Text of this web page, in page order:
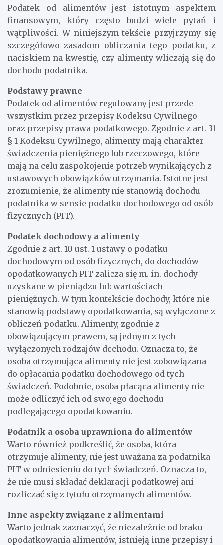
Podatek od alimentów jest istotnym aspektem
finansowym, który często budzi wiele pytań i
wątpliwości. W niniejszym tekście przyjrzymy się
szczegółowo zasadom obliczania tego podatku, z
naciskiem na kwestię, czy alimenty wliczają się do
dochodu podatnika.
Podstawy prawne
Podatek od alimentów regulowany jest przede
wszystkim przez przepisy Kodeksu Cywilnego
oraz przepisy prawa podatkowego. Zgodnie z art. 31
§ 1 Kodeksu Cywilnego, alimenty mają charakter
świadczenia pieniężnego lub rzeczowego, które
mają na celu zaspokojenie potrzeb wynikających z
ustawowych obowiązków utrzymania. Istotne jest
zrozumienie, że alimenty nie stanowią dochodu
podatnika w sensie podatku dochodowego od osób
fizycznych (PIT).
Podatek dochodowy a alimenty
Zgodnie z art. 10 ust. 1 ustawy o podatku
dochodowym od osób fizycznych, do dochodów
opodatkowanych PIT zalicza się m. in. dochody
uzyskane w pieniądzu lub wartościach
pieniężnych. W tym kontekście dochody, które nie
stanowią podstawy opodatkowania, są wyłączone z
obliczeń podatku. Alimenty, zgodnie z
obowiązującym prawem, są jednym z tych
wyłączonych rodzajów dochodu. Oznacza to, że
osoba otrzymująca alimenty nie jest zobowiązana
do opłacania podatku dochodowego od tych
świadczeń. Podobnie, osoba płacąca alimenty nie
może odliczyć ich od swojego dochodu
podlegającego opodatkowaniu.
Podatnik a osoba uprawniona do alimentów
Warto również podkreślić, że osoba, która
otrzymuje alimenty, nie jest uważana za podatnika
PIT w odniesieniu do tych świadczeń. Oznacza to,
że nie musi składać deklaracji podatkowej ani
rozliczać się z tytułu otrzymanych alimentów.
Inne aspekty związane z alimentami
Warto jednak zaznaczyć, że niezależnie od braku
opodatkowania alimentów, istnieją inne przepisy i